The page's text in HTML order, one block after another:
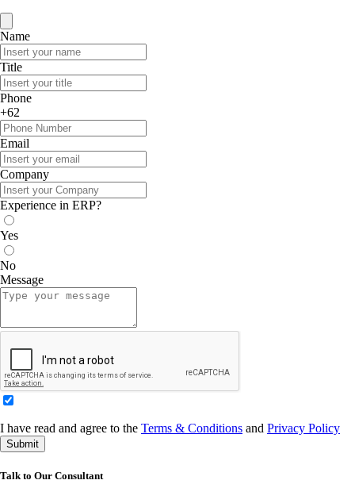
Name
Title
Phone
+62
Email
Company
Experience in ERP?
Yes
No
Message
I have read and agree to the Terms & Conditions and Privacy Policy
Submit
Talk to Our Consultant